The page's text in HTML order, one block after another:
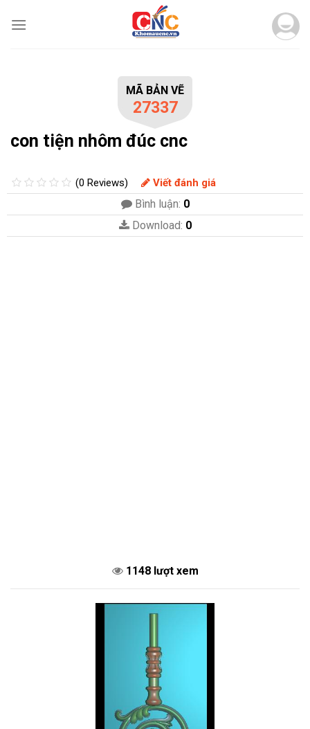
MÃ BẢN VẼ
27337
con tiện nhôm đúc cnc
(0 Reviews) Viết đánh giá
Bình luận: 0
Download: 0
1148 lượt xem